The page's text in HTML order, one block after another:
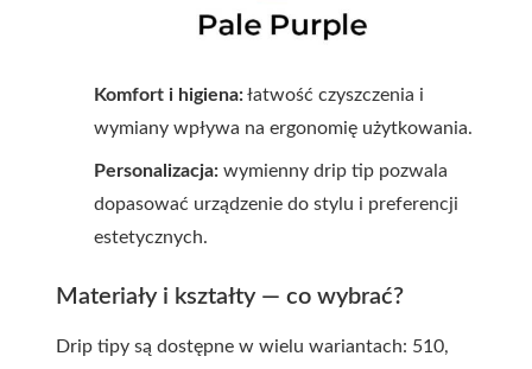
Komfort i higiena:łatwość czyszczenia i
wymiany wpływa na ergonomię użytkowania.
Personalizacja: wymienny drip tip pozwala
dopasować urządzenie do stylu i preferencji
estetycznych.
Materiały i kształty — co wybrać?
Drip tipy są dostępne w wielu wariantach: 510,